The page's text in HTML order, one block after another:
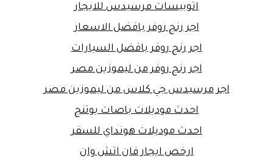
اتوبيسات مرسيدس للايجار
اجر رنج روفر بافضل الاسعار
اجر رنج روفر بافضل السيارات
اجر رنج روفر من ليموزين مصر
اجر مرسيدس جي كلاس من ليموزين مصر
احدث موديلات باصات يوتنج
احدث موديلات هونداي للسفر
ارخص ايجار فان اتش وان